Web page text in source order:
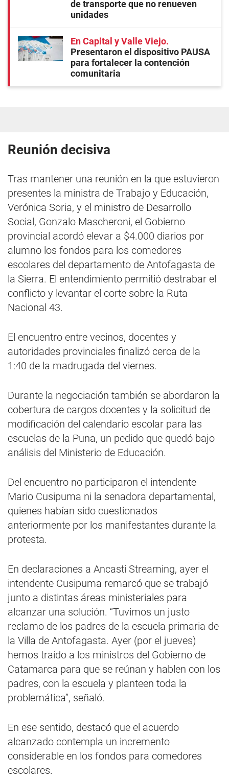
de transporte que no renueven
unidades
En Capital y Valle Viejo
Presentaron el dispositivo PAUSA
para fortalecer la contención
comunitaria
Reunión decisiva
Tras mantener una reunión en la que estuvieron
presentes la ministra de Trabajo y Educación,
Verónica Soria, y el ministro de Desarrollo
Social, Gonzalo Mascheroni, el Gobierno
provincial acordó elevar a $4.000 diarios por
alumno los fondos para los comedores
escolares del departamento de Antofagasta de
la Sierra. El entendimiento permitió destrabar el
conflicto y levantar el corte sobre la Ruta
Nacional 43.
El encuentro entre vecinos, docentes y
autoridades provinciales finalizó cerca de la
1:40 de la madrugada del viernes.
Durante la negociación también se abordaron la
cobertura de cargos docentes y la solicitud de
modificación del calendario escolar para las
escuelas de la Puna, un pedido que quedó bajo
análisis del Ministerio de Educación.
Del encuentro no participaron el intendente
Mario Cusipuma ni la senadora departamental,
quienes habían sido cuestionados
anteriormente por los manifestantes durante la
protesta.
En declaraciones a Ancasti Streaming, ayer el
intendente Cusipuma remarcó que se trabajó
junto a distintas áreas ministeriales para
alcanzar una solución. “Tuvimos un justo
reclamo de los padres de la escuela primaria de
la Villa de Antofagasta. Ayer (por el jueves)
hemos traído a los ministros del Gobierno de
Catamarca para que se reúnan y hablen con los
padres, con la escuela y planteen toda la
problemática”, señaló.
En ese sentido, destacó que el acuerdo
alcanzado contempla un incremento
considerable en los fondos para comedores
escolares.